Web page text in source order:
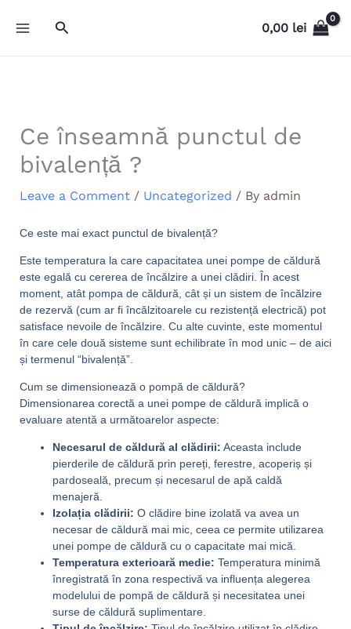
Search 0,00 lei
Ce înseamnă punctul de
bivalență ?
Leave a Comment / Uncategorized / By admin
Ce este mai exact punctul de bivalență?
Este temperatura la care capacitatea unei pompe de căldură
este egală cu cererea de încălzire a unei clădiri. În acest
moment, atât pompa de căldură, cât și un sistem de încălzire
de rezervă (cum ar fi încălzitoarele cu rezistență electrică) pot
satisface nevoile de încălzire. Cu alte cuvinte, este momentul
în care cele două sisteme sunt echilibrate în mod unic – de aici
și termenul “bivalență”.
Cum se dimensionează o pompă de căldură?
Dimensionarea corectă a unei pompe de căldură implică o
evaluare atentă a următoarelor aspecte:
Necesarul de căldură al clădirii: Aceasta include
pierderile de căldură prin pereți, ferestre, acoperiș și
pardoseală, precum și necesarul de apă caldă
menajeră.
Izolația clădirii: O clădire bine izolată va avea un
necesar de căldură mai mic, ceea ce permite utilizarea
unei pompe de căldură cu o capacitate mai mică.
Temperatura exterioară medie: Temperatura minimă
înregistrată în zona respectivă va influența alegerea
modelului de pompă de căldură și necesitatea unei
surse de căldură suplimentare.